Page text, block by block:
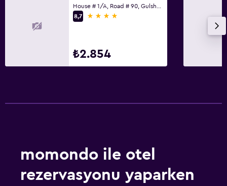
8,7
4 yıldız
₺2.854
momondo ile otel
rezervasyonu yaparken